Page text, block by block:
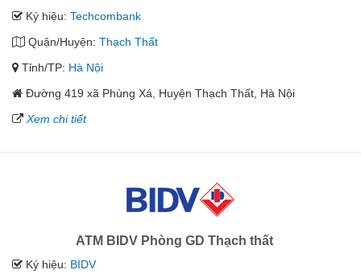
Ký hiệu: Techcombank
Quận/Huyện: Thạch Thất
Tỉnh/TP: Hà Nội
Đường 419 xã Phùng Xá, Huyện Thạch Thất, Hà Nội
Xem chi tiết
ATM BIDV Phòng GD Thạch thất
Ký hiệu: BIDV